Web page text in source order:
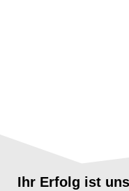
Ihr Erfolg ist